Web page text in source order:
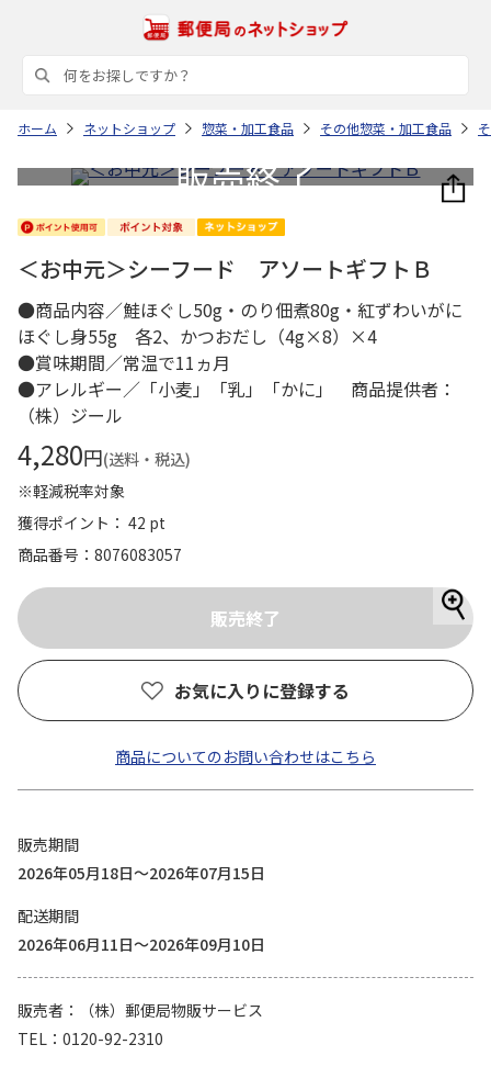
ホーム ネットショップ 惣菜・加工食品 その他惣菜・加工食品
＜お中元＞シーフード アソートギフトＢ
●商品内容／鮭ほぐし50g・のり佃煮80g・紅ずわいがに
ほぐし身55g 各2、かつおだし（4g×8）×4
●賞味期間／常温で11ヵ月
●アレルギー／「小麦」「乳」「かに」 商品提供者：
（株）ジール
4,280円(送料・税込)
※軽減税率対象
獲得ポイント： 42 pt
商品番号
8076083057
お気に入りに登録する
商品についてのお問い合わせはこちら
販売期間
2026年05月18日～2026年07月15日
配送期間
2026年06月11日～2026年09月10日
販売者
（株）郵便局物販サービス
TEL
0120-92-2310